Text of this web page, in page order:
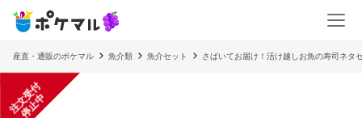
産直・通販のポケマル 魚介類 魚介セット さばいてお届け！活け越しお魚の寿司ネタ
注
文
受
付
停
止
中